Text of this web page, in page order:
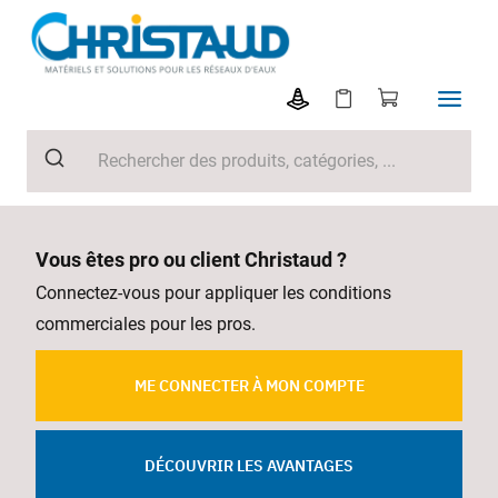
Vous êtes pro ou client Christaud ?
Connectez-vous pour appliquer les conditions
commerciales pour les pros.
ME CONNECTER À MON COMPTE
DÉCOUVRIR LES AVANTAGES